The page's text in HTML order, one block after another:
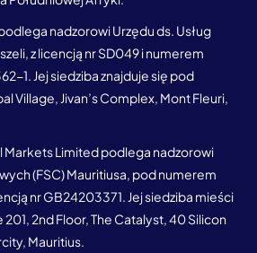
nadzorowi Urzędu ds. Usług
z licencją nr SD049 i numerem
1. Jej siedziba znajduje się pod
Village, Jivan’s Complex, Mont Fleuri,
Markets Limited podlega nadzorowi
(FSC) Mauritiusa, pod numerem
nr GB24203371. Jej siedziba mieści
2nd Floor, The Catalyst, 40 Silicon
Mauritius.